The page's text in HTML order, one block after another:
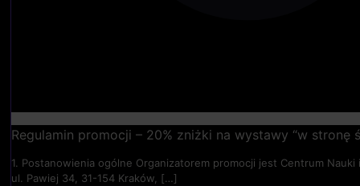
Regulamin promocji – 20% zniżki na wystawy “w stronę
1. Postanowienia ogólne Organizatorem promocji jest Centrum Nauki
ul. Pawiej 34, 31-154 Kraków, […]